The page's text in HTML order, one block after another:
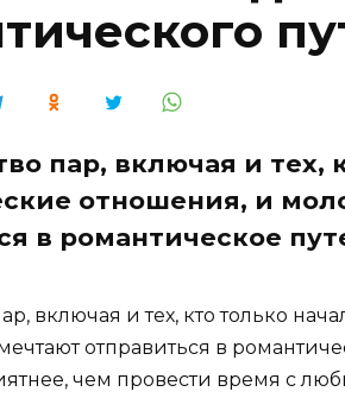
пар, включая и тех,
отношения, и
в романтическое
включая и тех, кто только
отправиться в
чем провести время с